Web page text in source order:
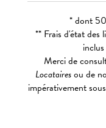
* dont
** Frais d'état des
Merci de
Locatairesou de
impérativement